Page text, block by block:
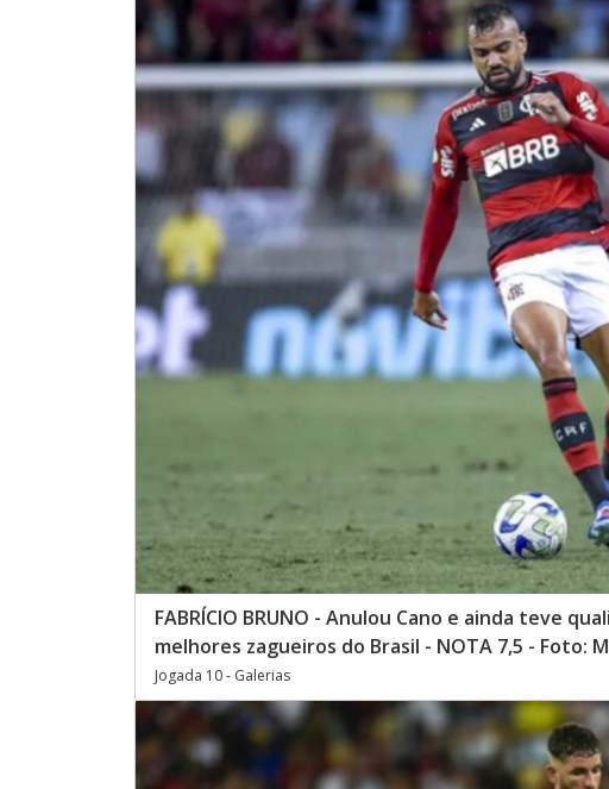
FABRÍCIO BRUNO - Anulou Cano e ainda teve
melhores zagueiros do Brasil - NOTA 7,5 - Foto:
Jogada 10 - Galerias